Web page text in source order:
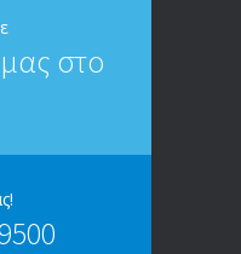
βάσει
στο